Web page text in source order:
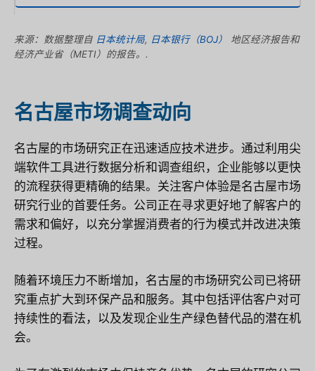
来源：数据整理自 日本统计局, 日本银行（BOJ）
地区经济报告和
经济产业省（METI）的报告。.
名古屋市场调查动向
名古屋的市场研究正在迅速适应技术进步。通过利用尖
端软件工具进行数据分析和调查组织，企业能够以更快
的流程获得更精确的结果。关注客户体验是名古屋市场
研究行业的首要任务。公司正在寻求更好地了解客户的
需求和偏好，以充分掌握消费者的行为模式并改进决策
过程。
随着环境压力不断增加，名古屋的市场研究公司已将研
究重点扩大到环保产品和服务。其中包括评估客户对可
持续性的看法，以及发现企业生产绿色替代品的潜在机
会。